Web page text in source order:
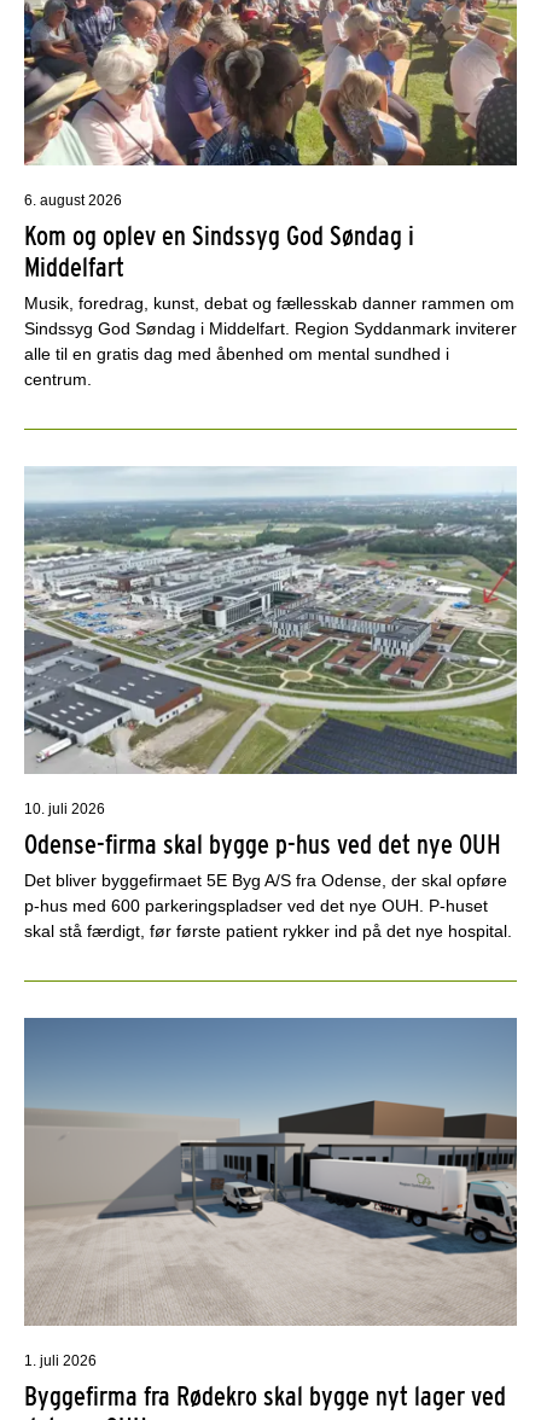
6. august 2026
Kom og oplev en Sindssyg God Søndag i
Middelfart
Musik, foredrag, kunst, debat og fællesskab danner rammen om
Sindssyg God Søndag i Middelfart. Region Syddanmark inviterer
alle til en gratis dag med åbenhed om mental sundhed i
centrum.
10. juli 2026
Odense-firma skal bygge p-hus ved det nye OUH
Det bliver byggefirmaet 5E Byg A/S fra Odense, der skal opføre
p-hus med 600 parkeringspladser ved det nye OUH. P-huset
skal stå færdigt, før første patient rykker ind på det nye hospital.
1. juli 2026
Byggefirma fra Rødekro skal bygge nyt lager ved